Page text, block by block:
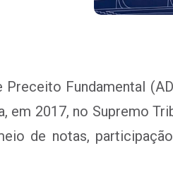
Fundamental
em 2017, no Supremo
de notas,